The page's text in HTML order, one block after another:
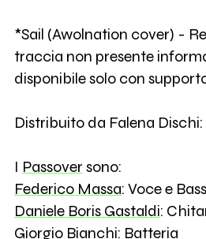
*Sail (Awolnation cover) -
traccia non presente
disponibile solo con
Distribuito da Falena
I Passover sono:
Federico Massa: Voce e
Daniele Boris Gastaldi:
Giorgio Bianchi: Batteria